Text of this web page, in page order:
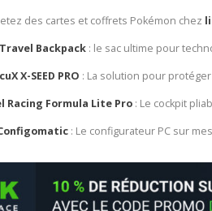
des cartes et coffrets Pokémon chez
Backpack: le sac ultime pour
X-SEED PRO : La solution pour
Racing Formula Lite Pro: Le cockpit
: Le configurateur PC sur